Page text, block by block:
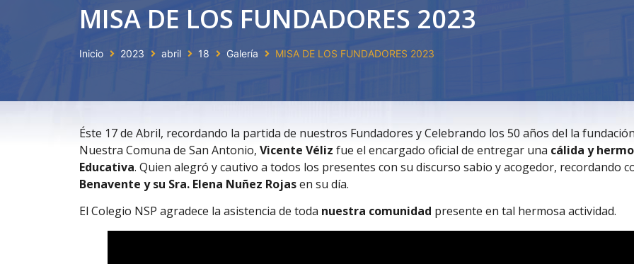
MISA DE LOS FUNDADORES 2023
Inicio 2023 abril 18 Galería MISA DE LOS FUNDADORES 2023
Éste 17 de Abril, recordando la partida de nuestros Fundadores y Celebrando los 50 años del la
Nuestra Comuna de San Antonio, Vicente Véliz fue el encargado oficial de entregar una cálida y
Educativa. Quien alegró y cautivo a todos los presentes con su discurso sabio y acogedor, recordando
Benavente y su Sra. Elena Nuñez Rojasen su día.
El Colegio NSP agradece la asistencia de toda nuestra comunidad presente en tal hermosa actividad.